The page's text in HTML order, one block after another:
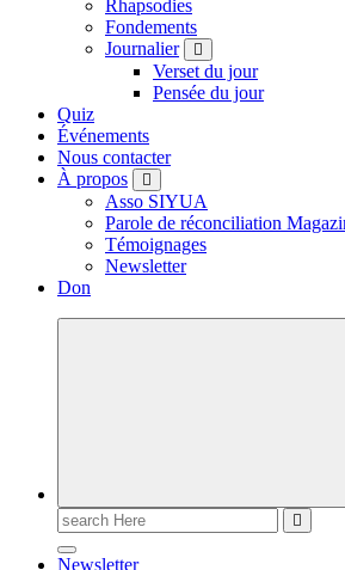
Rhapsodies
Fondements
Journalier
Verset du jour
Pensée du jour
Quiz
Événements
Nous contacter
À propos
Asso SIYUA
Parole de réconciliation
Témoignages
Newsletter
Don
Newsletter